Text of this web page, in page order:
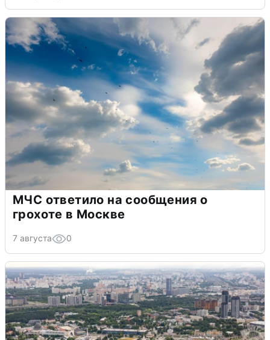
МЧС ответило на сообщения о
грохоте в Москве
7 августа 0